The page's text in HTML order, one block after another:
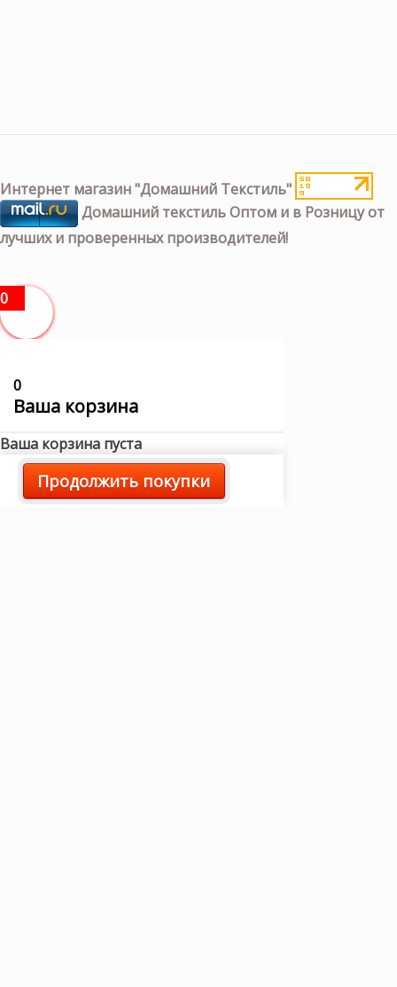
Интернет магазин "Домашний Текстиль"
Домашний текстиль Оптом и в Розницу от
лучших и проверенных производителей!
0
0
Ваша корзина
Ваша корзина пуста
Продолжить покупки